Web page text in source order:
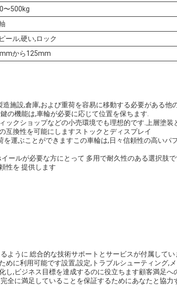
〜500kg
ール,硬い,ロック
から125mm
施設,倉庫,および重荷を容易に移動する必要がある他
の機能は,車輪が必要に応じて位置を保ちます.
ックショップなどの小売環境でも理想的です.上層塗装
互換性を可能にしますストックとディスプレイ
運ぶことができますこの車輪は,日々信頼性の高いパ
ールが必要な方にとって 多用で耐久性のある選択肢
性を 提供します
ように 総合的な技術サポートとサービスが付属して
めに利用可能です設置,設定,トラブルシューティング,
し,ビジネス目標を達成するのに役立ちます顧客満足へ
全に満足していることを保証するためにあなたと協力